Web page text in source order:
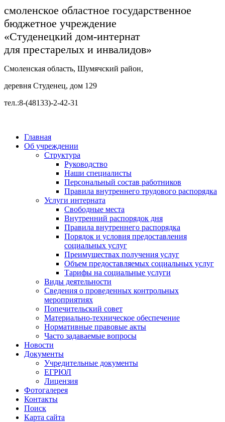
смоленское областное государственное
бюджетное учреждение
«Студенецкий дом-интернат
для престарелых и инвалидов»
Смоленская область, Шумячский район,
деревня Студенец, дом 129
тел.:8-(48133)-2-42-31
Главная
Об учреждении
Структура
Руководство
Наши специалисты
Персональный состав работников
Правила внутреннего трудового распорядка
Услуги интерната
Свободные места
Внутренний распорядок дня
Правила внутреннего распорядка
Порядок и условия предоставления
социальных услуг
Преимуществах получения услуг
Объем предоставляемых социальных услуг
Тарифы на социальные услуги
Виды деятельности
Сведения о проведенных контрольных
мероприятиях
Попечительский совет
Материально-техническое обеспечение
Нормативные правовые акты
Часто задаваемые вопросы
Новости
Документы
Учредительные документы
ЕГРЮЛ
Лицензия
Фотогалерея
Контакты
Поиск
Карта сайта